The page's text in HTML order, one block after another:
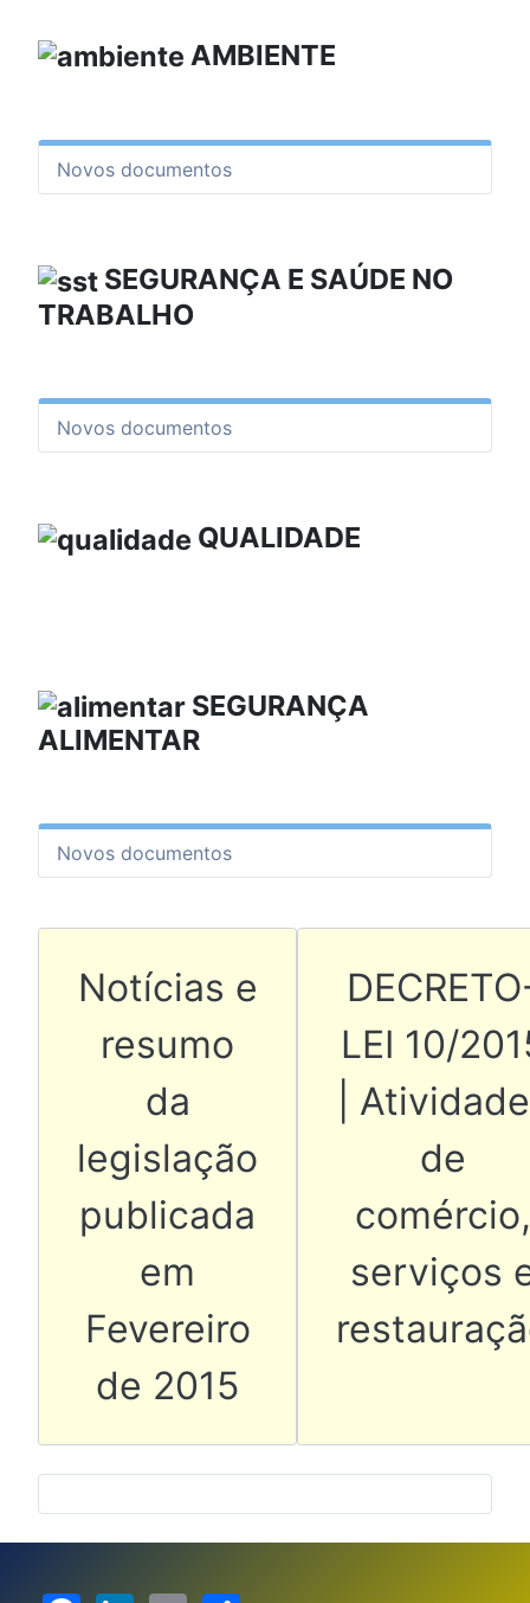
AMBIENTE
Novos documentos
SEGURANÇA E SAÚDE NO
TRABALHO
Novos documentos
QUALIDADE
SEGURANÇA
ALIMENTAR
Novos documentos
Artigo anterior: Notícias
Notícias e
resumo
da
legislação
publicada
em
Fevereiro
de 2015
Artigo
LEI 10/
|
de
comércio,
serviços